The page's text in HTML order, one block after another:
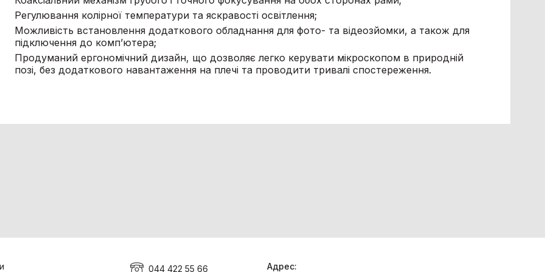
Регулювання колірної температури та яскравості освітлення;
Можливість встановлення додаткового обладнання для фото- та відеозйомки, а також для
підключення до комп’ютера;
Продуманий ергономічний дизайн, що дозволяє легко керувати мікроскопом в природній
позі, без додаткового навантаження на плечі та проводити тривалі спостереження.
044 422 55 66 Адрес: